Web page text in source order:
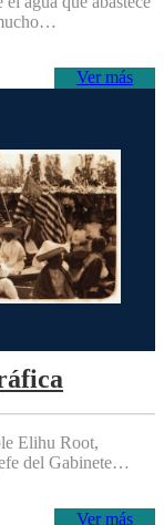
Ver más
Elihu Root,
del Gabinete…
Ver más